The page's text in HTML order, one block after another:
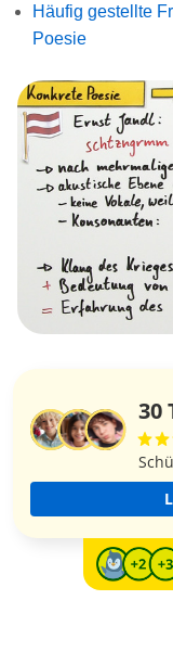
Häufig gestellte
Poesie
30